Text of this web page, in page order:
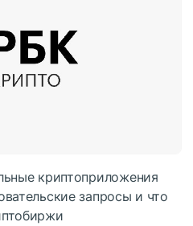
криптоприложения
запросы и что